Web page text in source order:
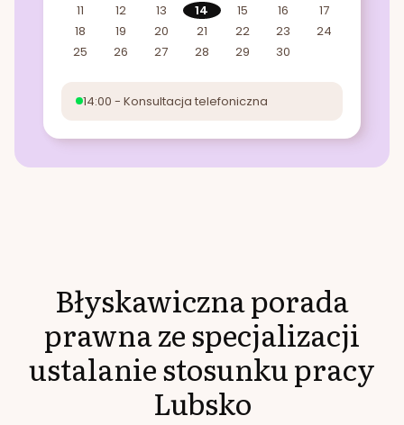
11
12 13 14 15 16
17
18
19 20 21 22 23
24
25
26 27 28 29 30
14:00 - Konsultacja telefoniczna
Błyskawiczna porada
prawna ze specjalizacji
ustalanie stosunku pracy
Lubsko